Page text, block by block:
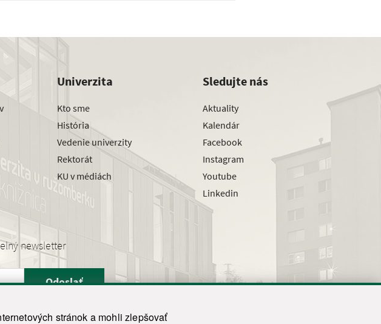
stránok a mohli zlepšovať
Univerzita
Kto sme
História
Vedenie univerzity
Rektorát
KU v médiách
Sledujte nás
Aktuality
Kalendár
Facebook
Instagram
Youtube
Linkedin
newsletter
Odoslať